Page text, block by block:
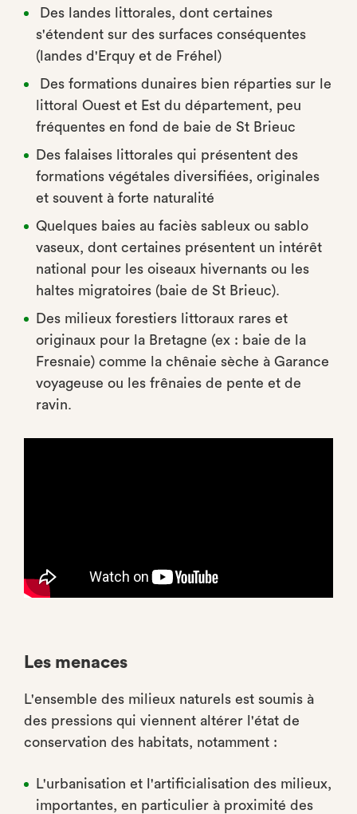
Des landes littorales, dont certaines
s'étendent sur des surfaces conséquentes
(landes d'Erquy et de Fréhel)
Des formations dunaires bien réparties sur le
littoral Ouest et Est du département, peu
fréquentes en fond de baie de St Brieuc
Des falaises littorales qui présentent des
formations végétales diversifiées, originales
et souvent à forte naturalité
Quelques baies au faciès sableux ou sablo
vaseux, dont certaines présentent un intérêt
national pour les oiseaux hivernants ou les
haltes migratoires (baie de St Brieuc).
Des milieux forestiers littoraux rares et
originaux pour la Bretagne (ex : baie de la
Fresnaie) comme la chênaie sèche à Garance
voyageuse ou les frênaies de pente et de
ravin.
Les menaces
L'ensemble des milieux naturels est soumis à
des pressions qui viennent altérer l'état de
conservation des habitats, notamment :
L'urbanisation et l'artificialisation des milieux,
importantes, en particulier à proximité des